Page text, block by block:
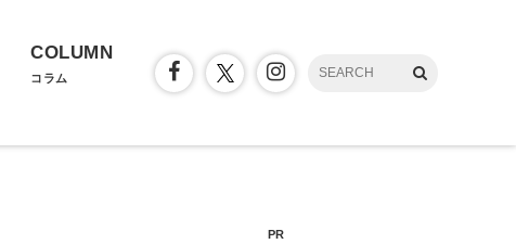
COLUMN
コラム
PR